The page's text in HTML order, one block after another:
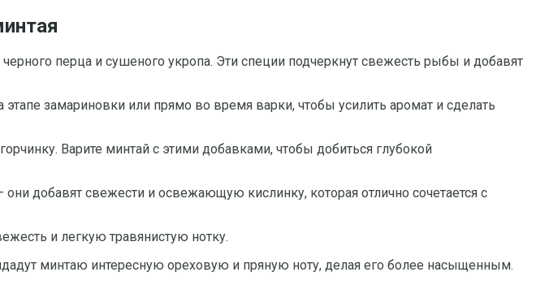
перца и сушеного укропа. Эти специи подчеркнут свежесть рыбы и добавят
замариновки или прямо во время варки, чтобы усилить аромат и сделать
Варите минтай с этими добавками, чтобы добиться глубокой
добавят свежести и освежающую кислинку, которая отлично сочетается с
и легкую травянистую нотку.
минтаю интересную ореховую и пряную ноту, делая его более насыщенным.